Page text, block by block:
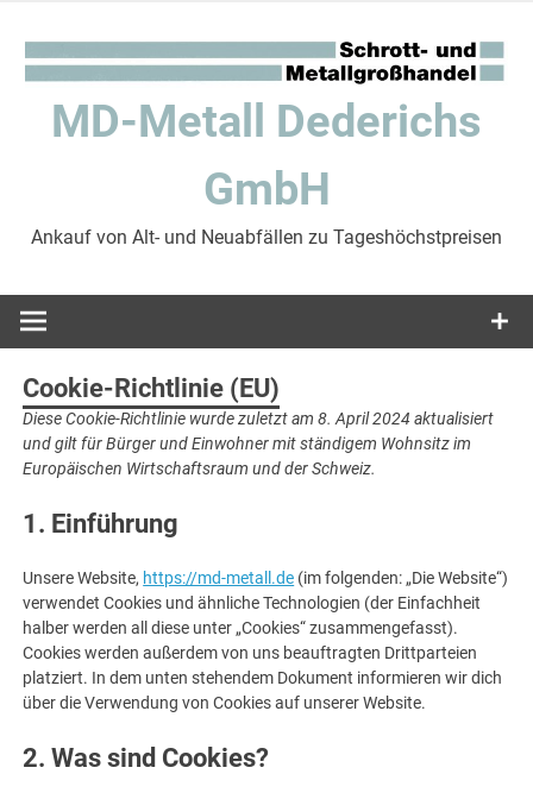
Inhalt
springen
MD-Metall Dederichs
GmbH
Ankauf von Alt- und Neuabfällen zu Tageshöchstpreisen
Cookie-Richtlinie (EU)
Diese Cookie-Richtlinie wurde zuletzt am 8. April 2024 aktualisiert
und gilt für Bürger und Einwohner mit ständigem Wohnsitz im
Europäischen Wirtschaftsraum und der Schweiz.
1. Einführung
Unsere Website, https://md-metall.de (im folgenden: „Die Website“)
verwendet Cookies und ähnliche Technologien (der Einfachheit
halber werden all diese unter „Cookies“ zusammengefasst).
Cookies werden außerdem von uns beauftragten Drittparteien
platziert. In dem unten stehendem Dokument informieren wir dich
über die Verwendung von Cookies auf unserer Website.
2. Was sind Cookies?